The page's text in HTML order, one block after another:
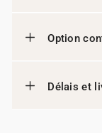
Option
Délais et